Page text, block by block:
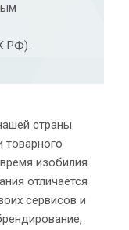
РФ).
страны
товарного
изобилия
отличается
сервисов и